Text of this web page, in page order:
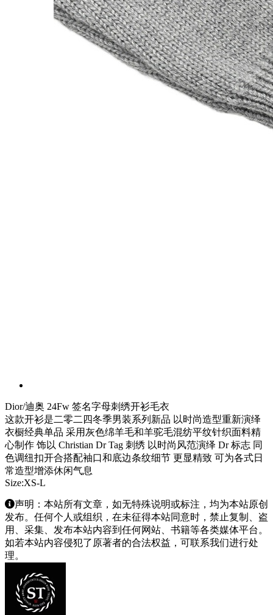
Dior/迪奥 24Fw 签名字母刺绣开衫毛衣
这款开衫是二零二四冬季男装系列新品 以时尚造型重新演绎
衣橱经典单品 采用灰色绵羊毛和羊驼毛混纺平纹针织面料精
心制作 饰以 Christian Dr Tag 刺绣 以时尚风范演绎 Dr 标志 同
色调纽扣开合搭配袖口和底边条纹细节 更显精致 可为各式日
常造型增添休闲气息
Size:XS-L
声明：本站所有文章，如无特殊说明或标注，均为本站原创
发布。任何个人或组织，在未征得本站同意时，禁止复制、盗
用、采集、发布本站内容到任何网站、书籍等各类媒体平台。
如若本站内容侵犯了原著者的合法权益，可联系我们进行处
理。